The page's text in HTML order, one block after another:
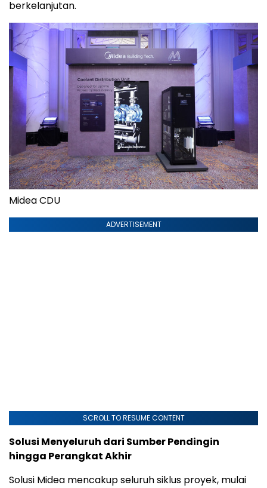
berkelanjutan.
Midea CDU
ADVERTISEMENT
SCROLL TO RESUME CONTENT
Solusi Menyeluruh dari Sumber Pendingin
hingga Perangkat Akhir
Solusi Midea mencakup seluruh siklus proyek, mulai